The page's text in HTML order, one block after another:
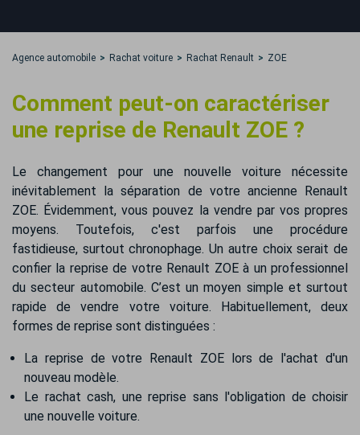
Agence automobile Rachat voiture Rachat Renault ZOE
Comment peut-on caractériser
une reprise de Renault ZOE ?
Le changement pour une nouvelle voiture nécessite
inévitablement la séparation de votre ancienne Renault
ZOE. Évidemment, vous pouvez la vendre par vos propres
moyens. Toutefois, c'est parfois une procédure
fastidieuse, surtout chronophage. Un autre choix serait de
confier la reprise de votre Renault ZOE à un professionnel
du secteur automobile. C’est un moyen simple et surtout
rapide de vendre votre voiture. Habituellement, deux
formes de reprise sont distinguées :
La reprise de votre Renault ZOE lors de l'achat d'un
nouveau modèle.
Le rachat cash, une reprise sans l'obligation de choisir
une nouvelle voiture.